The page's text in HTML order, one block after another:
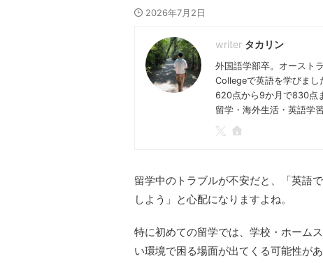
2026年7月2日
タカリン
外国語学部卒。オースト
Collegeで英語を学びまし
620点から9か月で830点
留学・海外生活・英語学
留学中のトラブルが不安だと、「英語
しよう」と心配になりますよね。
特に初めての留学では、学校・ホーム
い環境で困る場面が出てくる可能性があ